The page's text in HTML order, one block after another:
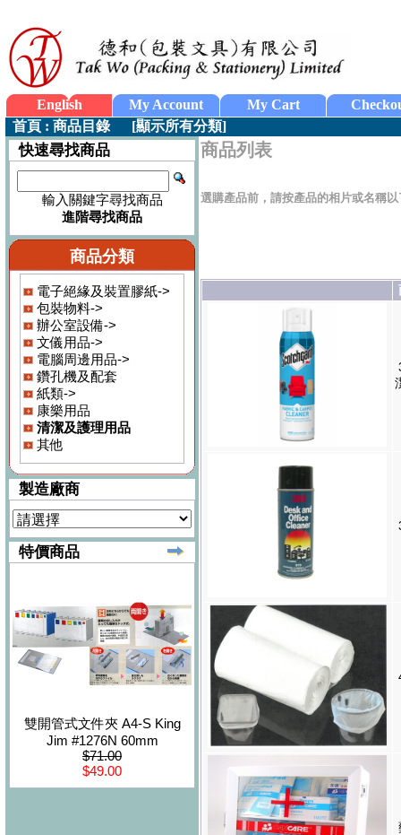
English My Account My Cart
首頁 : 商品目錄[顯示所有分類]
快速尋找商品
輸入關鍵字尋找商品
進階尋找商品
商品分類
電子絕緣及裝置膠紙->
包裝物料->
辦公室設備->
文儀用品->
電腦周邊用品->
鑽孔機及配套
紙類->
康樂用品
清潔及護理用品
其他
製造廠商
特價商品
雙開管式文件夾 A4-S King
Jim #1276N 60mm
$71.00
$49.00
商品列表
選購產品前，請按產品的相片或名稱